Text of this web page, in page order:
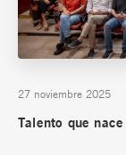
27 noviembre 2025
Talento que